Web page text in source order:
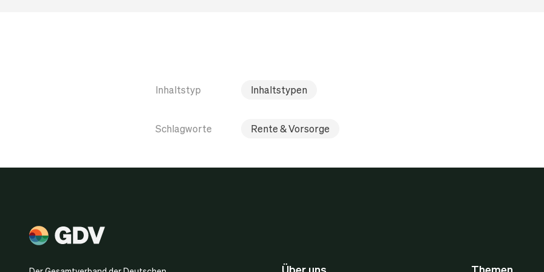
Inhaltstyp Inhaltstypen
Schlagworte Rente & Vorsorge